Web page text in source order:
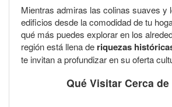
Mientras admiras las colinas suaves y
edificios desde la comodidad de tu
qué más puedes explorar en los
región está llena de riquezas
te invitan a profundizar en su oferta
Qué Visitar Cerca de